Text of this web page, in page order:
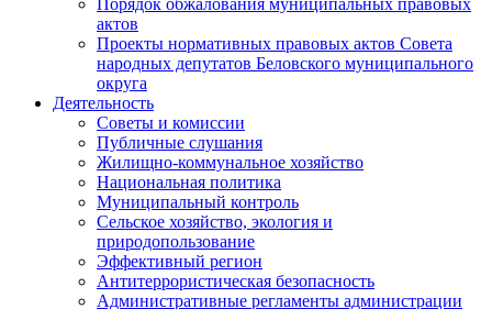
Порядок обжалования муниципальных правовых
актов
Проекты нормативных правовых актов Совета
народных депутатов Беловского муниципального
округа
Деятельность
Советы и комиссии
Публичные слушания
Жилищно-коммунальное хозяйство
Национальная политика
Муниципальный контроль
Сельское хозяйство, экология и
природопользование
Эффективный регион
Антитеррористическая безопасность
Административные регламенты администрации